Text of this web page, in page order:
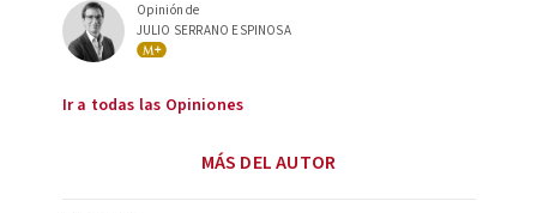
Opinión de
JULIO SERRANO ESPINOSA
Ir a todas las Opiniones
MÁS DEL AUTOR